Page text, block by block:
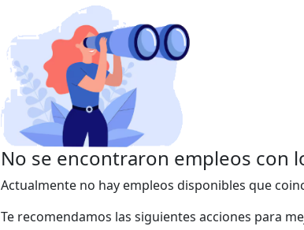
No se encontraron empleos con
Actualmente no hay empleos disponibles que
Te recomendamos las siguientes acciones para